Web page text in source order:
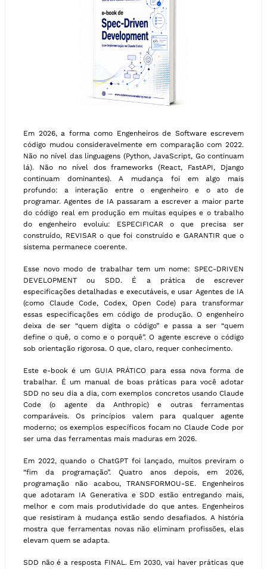
Em 2026, a forma como Engenheiros de Software escrevem
código mudou consideravelmente em comparação com 2022.
Não no nível das linguagens (Python, JavaScript, Go continuam
lá). Não no nível dos frameworks (React, FastAPI, Django
continuam dominantes). A mudança foi em algo mais
profundo: a interação entre o engenheiro e o ato de
programar. Agentes de IA passaram a escrever a maior parte
do código real em produção em muitas equipes e o trabalho
do engenheiro evoluiu: ESPECIFICAR o que precisa ser
construído, REVISAR o que foi construído e GARANTIR que o
sistema permanece coerente.
Esse novo modo de trabalhar tem um nome: SPEC-DRIVEN
DEVELOPMENT ou SDD. É a prática de escrever
especificações detalhadas e executáveis, e usar Agentes de IA
(como Claude Code, Codex, Open Code) para transformar
essas especificações em código de produção. O engenheiro
deixa de ser “quem digita o código” e passa a ser “quem
define o quê, o como e o porquê”. O agente escreve o código
sob orientação rigorosa. O que, claro, requer conhecimento.
Este e-book é um GUIA PRÁTICO para essa nova forma de
trabalhar. É um manual de boas práticas para você adotar
SDD no seu dia a dia, com exemplos concretos usando Claude
Code (o agente da Anthropic) e outras ferramentas
comparáveis. Os princípios valem para qualquer agente
moderno; os exemplos específicos focam no Claude Code por
ser uma das ferramentas mais maduras em 2026.
Em 2022, quando o ChatGPT foi lançado, muitos previram o
“fim da programação”. Quatro anos depois, em 2026,
programação não acabou, TRANSFORMOU-SE. Engenheiros
que adotaram IA Generativa e SDD estão entregando mais,
melhor e com mais produtividade do que antes. Engenheiros
que resistiram à mudança estão sendo desafiados. A história
mostra que ferramentas novas não eliminam profissões, elas
elevam quem se adapta.
SDD não é a resposta FINAL. Em 2030, vai haver práticas que